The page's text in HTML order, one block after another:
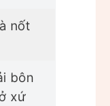
nốt
bôn
xứ